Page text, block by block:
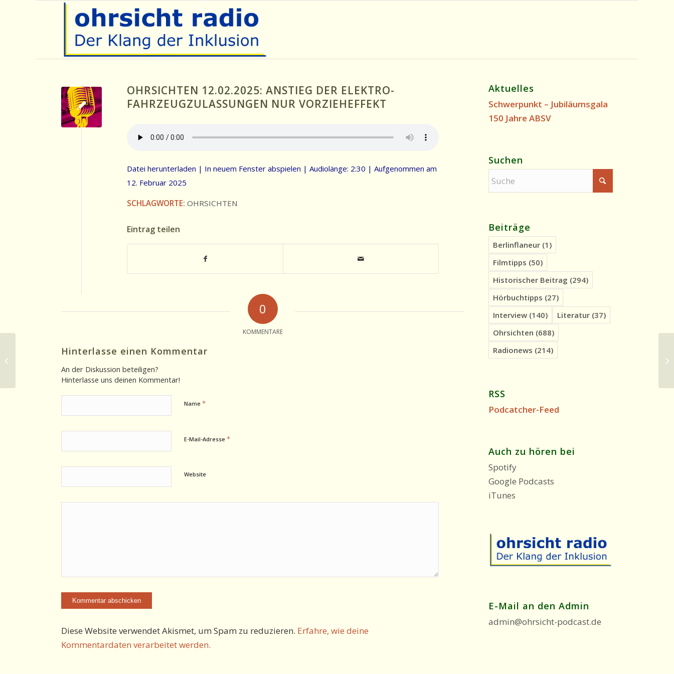
OHRSICHTEN 12.02.2025: ANSTIEG DER ELEKTRO-
FAHRZEUGZULASSUNGEN NUR VORZIEHEFFEKT
Datei herunterladen | In neuem Fenster abspielen | Audiolänge: 2:30 | Aufgenommen am
12. Februar 2025
SCHLAGWORTE: OHRSICHTEN
Eintrag teilen
0
KOMMENTARE
Hinterlasse einen Kommentar
An der Diskussion beteiligen?
Hinterlasse uns deinen Kommentar!
Name *
E-Mail-Adresse *
Website
Diese Website verwendet Akismet, um Spam zu reduzieren. Erfahre, wie deine
Kommentardaten verarbeitet werden.
Aktuelles
Schwerpunkt – Jubiläumsgala
150 Jahre ABSV
Suchen
Beiträge
Berlinflaneur (1)
Filmtipps (50)
Historischer Beitrag (294)
Hörbuchtipps (27)
Interview (140) Literatur (37)
Ohrsichten (688)
Radionews (214)
RSS
Podcatcher-Feed
Auch zu hören bei
Spotify
Google Podcasts
iTunes
E-Mail an den Admin
admin@ohrsicht-podcast.de
Historischer Beitrag 12.02.2025: Al